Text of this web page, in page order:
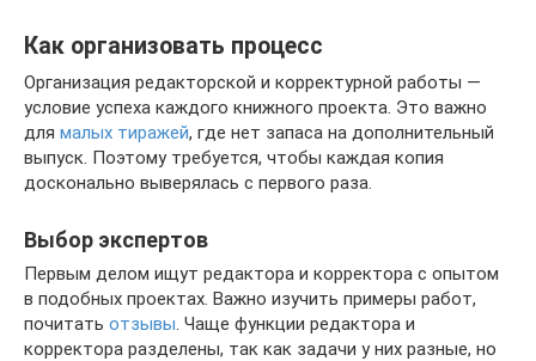
Как организовать процесс
Организация редакторской и корректурной работы —
условие успеха каждого книжного проекта. Это важно
для малых тиражей, где нет запаса на дополнительный
выпуск. Поэтому требуется, чтобы каждая копия
досконально выверялась с первого раза.
Выбор экспертов
Первым делом ищут редактора и корректора с опытом
в подобных проектах. Важно изучить примеры работ,
почитать отзывы. Чаще функции редактора и
корректора разделены, так как задачи у них разные, но